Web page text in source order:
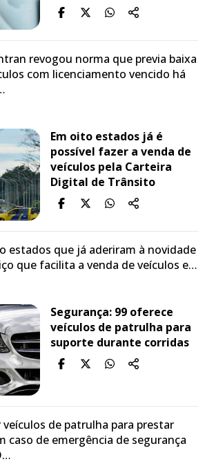
revogou norma que previa baixa
com licenciamento vencido há
Em oito estados já é
possível fazer a venda de
veículos pela Carteira
Digital de Trânsito
estados que já aderiram à novidade
que facilita a venda de veículos e…
Segurança: 99 oferece
veículos de patrulha para
suporte durante corridas
de patrulha para prestar
caso de emergência de segurança